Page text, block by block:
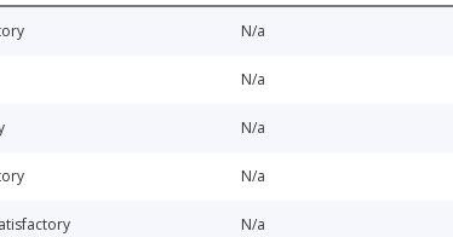
N/a
N/a
N/a
N/a
N/a